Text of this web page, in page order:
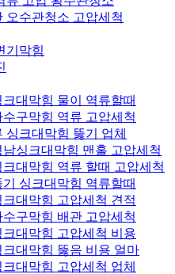
오수관청소 고압세척
기막힘
대막힘 물이 역류할때
구막힘 역류 고압세척
크대막힘 뚫기 업체
싱크대막힘 맨홀 고압세척
대막힘 역류 할때 고압세척
싱크대막힘 역류할때
대막힘 고압세척 견적
구막힘 배관 고압세척
대막힘 고압세척 비용
대막힘 뚫음 비용 얼마
대막힘 고압세척 업체